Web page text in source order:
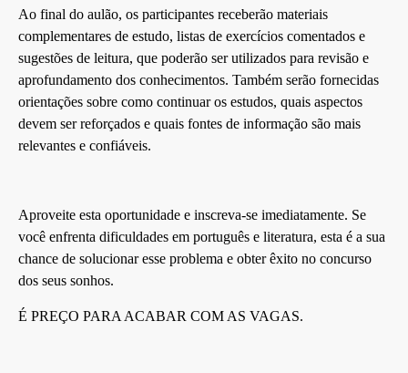
Ao final do aulão, os participantes receberão materiais
complementares de estudo, listas de exercícios comentados e
sugestões de leitura, que poderão ser utilizados para revisão e
aprofundamento dos conhecimentos. Também serão fornecidas
orientações sobre como continuar os estudos, quais aspectos
devem ser reforçados e quais fontes de informação são mais
relevantes e confiáveis.
Aproveite esta oportunidade e inscreva-se imediatamente. Se
você enfrenta dificuldades em português e literatura, esta é a sua
chance de solucionar esse problema e obter êxito no concurso
dos seus sonhos.
É PREÇO PARA ACABAR COM AS VAGAS.